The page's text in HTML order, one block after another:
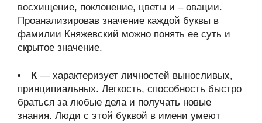
восхищение, поклонение, цветы и – овации.
Проанализировав значение каждой буквы в
фамилии Княжевский можно понять ее суть и
скрытое значение.
К— характеризует личностей выносливых,
принципиальных. Легкость, способность быстро
браться за любые дела и получать новые
знания. Люди с этой буквой в имени умеют